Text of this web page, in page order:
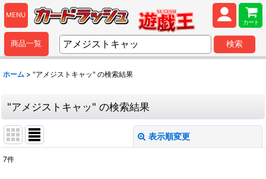
MENU
カート
商品一覧 検索
ホーム > "アメジストキャッ" の検索結果
"アメジストキャッ" の検索結果
表示順変更
7件